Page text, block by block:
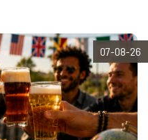
07-08-26